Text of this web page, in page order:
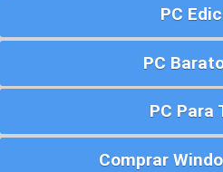
PC
PC
PC Para
Comprar